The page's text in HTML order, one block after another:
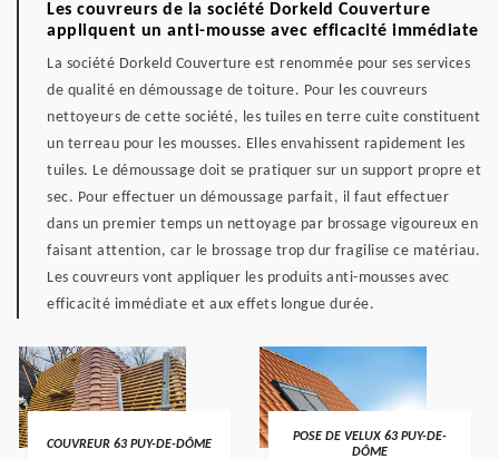
Les couvreurs de la société Dorkeld Couverture
appliquent un anti-mousse avec efficacité immédiate
La société Dorkeld Couverture est renommée pour ses services
de qualité en démoussage de toiture. Pour les couvreurs
nettoyeurs de cette société, les tuiles en terre cuite constituent
un terreau pour les mousses. Elles envahissent rapidement les
tuiles. Le démoussage doit se pratiquer sur un support propre et
sec. Pour effectuer un démoussage parfait, il faut effectuer
dans un premier temps un nettoyage par brossage vigoureux en
faisant attention, car le brossage trop dur fragilise ce matériau.
Les couvreurs vont appliquer les produits anti-mousses avec
efficacité immédiate et aux effets longue durée.
COUVREUR 63 PUY-DE-DÔME
POSE DE VELUX 63 PUY-DE-
DÔME